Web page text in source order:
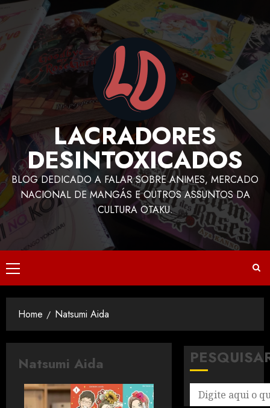
LACRADORES
DESINTOXICADOS
BLOG DEDICADO A FALAR SOBRE ANIMES, MERCADO
NACIONAL DE MANGÁS E OUTROS ASSUNTOS DA
CULTURA OTAKU.
Home Natsumi Aida
Natsumi Aida